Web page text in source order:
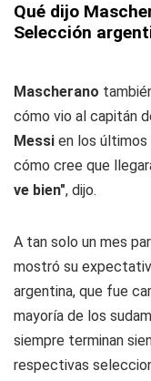
Qué dijo
Selección
Mascherano
cómo vio al capitán
Messi en los
cómo cree que
ve bien", dijo.
A tan solo un mes
mostró su
argentina, que fue
mayoría de los
siempre terminan
respectivas